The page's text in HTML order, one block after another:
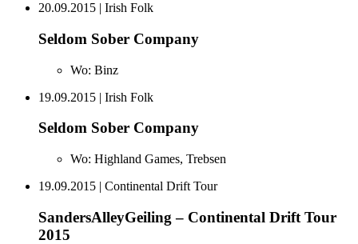
20.09.2015 | Irish Folk
Seldom Sober Company
Wo: Binz
19.09.2015 | Irish Folk
Seldom Sober Company
Wo: Highland Games, Trebsen
19.09.2015 | Continental Drift Tour
SandersAlleyGeiling – Continental Drift Tour
2015